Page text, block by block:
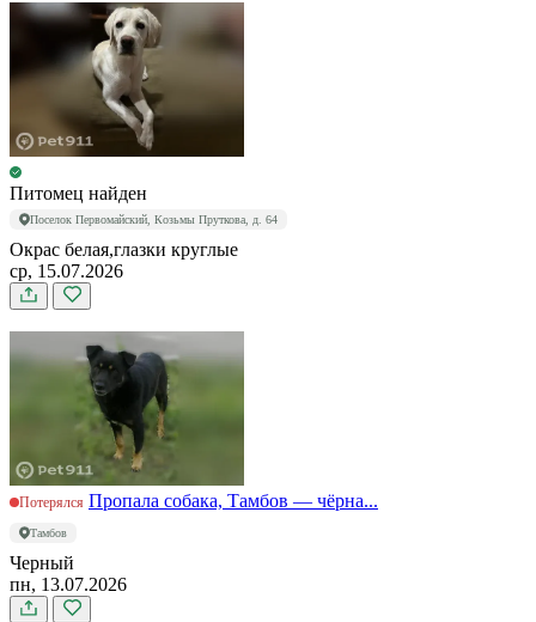
Питомец найден
Поселок Первомайский, Козьмы Пруткова, д. 64
Окрас белая,глазки круглые
ср, 15.07.2026
Потерялся Пропала собака, Тамбов — чёрна...
Тамбов
Черный
пн, 13.07.2026